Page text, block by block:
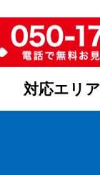
対応エリア